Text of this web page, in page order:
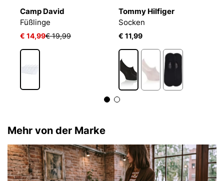
Camp David
Füßlinge
€ 14,99€ 19,99
Tommy Hilfiger
Socken
€ 11,99
Mehr von der Marke